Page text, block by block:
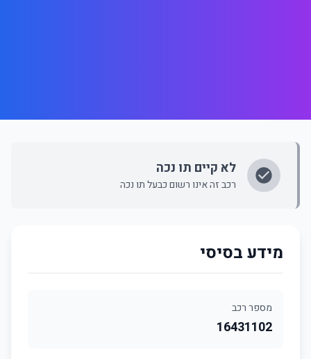
לא קיים תו נכה
רכב זה אינו רשום כבעל תו נכה
מידע בסיסי
מספר רכב
16431102